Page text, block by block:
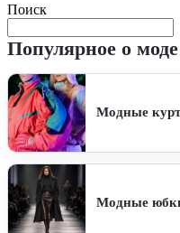
Поиск
Популярное о моде
Модные
Модные